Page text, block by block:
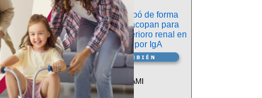
Novedades
La FDA aprobó de forma
definitiva iptacopan para
frenar el deterioro renal en
la nefropatía por IgA
Vademécum
Descuentos PAMI